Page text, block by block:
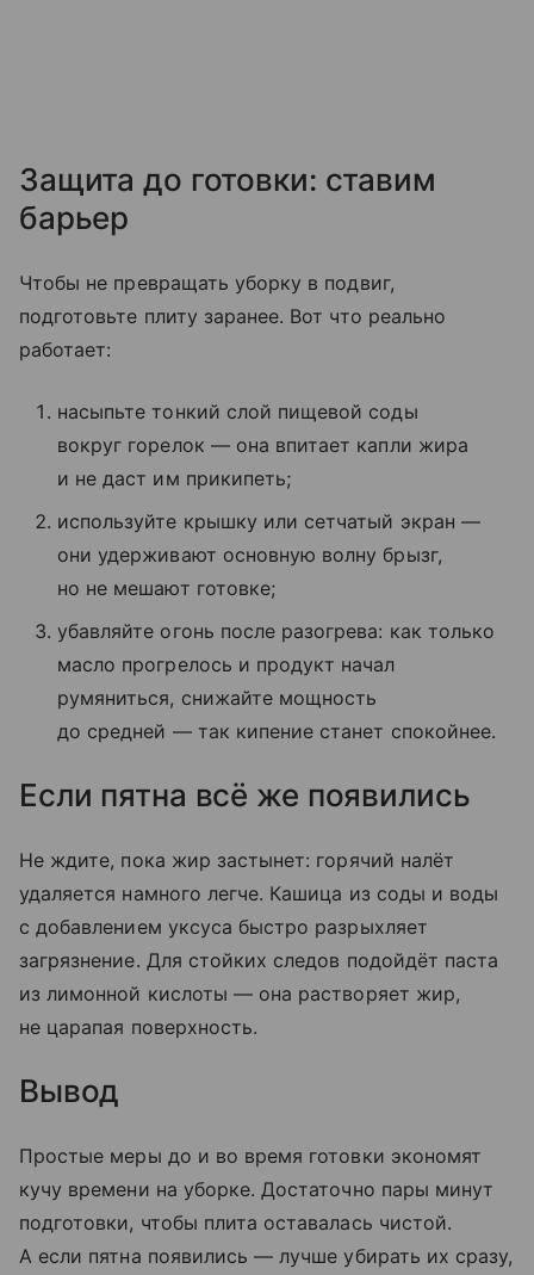
Защита до готовки: ставим
барьер
Чтобы не превращать уборку в подвиг,
подготовьте плиту заранее. Вот что реально
работает:
насыпьте тонкий слой пищевой соды
вокруг горелок — она впитает капли жира
и не даст им прикипеть;
используйте крышку или сетчатый экран —
они удерживают основную волну брызг,
но не мешают готовке;
убавляйте огонь после разогрева: как только
масло прогрелось и продукт начал
румяниться, снижайте мощность
до средней — так кипение станет спокойнее.
Если пятна всё же появились
Не ждите, пока жир застынет: горячий налёт
удаляется намного легче. Кашица из соды и воды
с добавлением уксуса быстро разрыхляет
загрязнение. Для стойких следов подойдёт паста
из лимонной кислоты — она растворяет жир,
не царапая поверхность.
Вывод
Простые меры до и во время готовки экономят
кучу времени на уборке. Достаточно пары минут
подготовки, чтобы плита оставалась чистой.
А если пятна появились — лучше убирать их сразу,